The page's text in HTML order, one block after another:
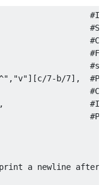
7-b/7],
a newline after